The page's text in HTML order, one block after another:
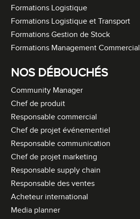
Formations Logistique
Formations Logistique et Transport
Formations Gestion de Stock
Formations Management Commercial
NOS DÉBOUCHÉS
Community Manager
Chef de produit
Responsable commercial
Chef de projet événementiel
Responsable communication
Chef de projet marketing
Responsable supply chain
Responsable des ventes
Acheteur international
Media planner